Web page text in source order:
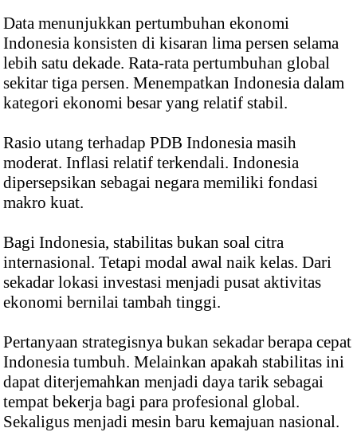
Data menunjukkan pertumbuhan ekonomi
Indonesia konsisten di kisaran lima persen selama
lebih satu dekade. Rata-rata pertumbuhan global
sekitar tiga persen. Menempatkan Indonesia dalam
kategori ekonomi besar yang relatif stabil.
Rasio utang terhadap PDB Indonesia masih
moderat. Inflasi relatif terkendali. Indonesia
dipersepsikan sebagai negara memiliki fondasi
makro kuat.
Bagi Indonesia, stabilitas bukan soal citra
internasional. Tetapi modal awal naik kelas. Dari
sekadar lokasi investasi menjadi pusat aktivitas
ekonomi bernilai tambah tinggi.
Pertanyaan strategisnya bukan sekadar berapa cepat
Indonesia tumbuh. Melainkan apakah stabilitas ini
dapat diterjemahkan menjadi daya tarik sebagai
tempat bekerja bagi para profesional global.
Sekaligus menjadi mesin baru kemajuan nasional.